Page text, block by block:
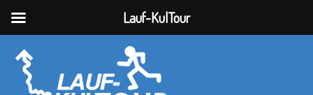
Lauf-KulTour